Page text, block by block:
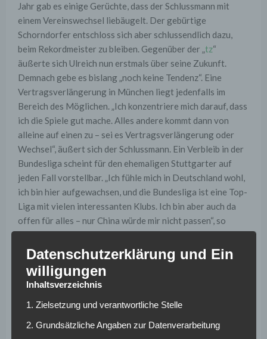
Jahr gab es einige Gerüchte, dass der Schlussmann mit
einem Vereinswechsel liebäugelt. Der gebürtige
Schorndorfer entschloss sich aber schlussendlich dazu,
beim Rekordmeister zu bleiben. Gegenüber der „tz“
äußerte sich Ulreich nun erstmals über seine Zukunft.
Demnach gebe es bislang „noch keine Tendenz“. Eine
Vertragsverlängerung in München liegt jedenfalls im
Bereich des Möglichen. „Ich konzentriere mich darauf, dass
ich die Spiele gut mache. Alles andere kommt dann von
alleine auf einen zu – sei es Vertragsverlängerung oder
Wechsel“, äußert sich der Schlussmann. Ein Verbleib in der
Bundesliga scheint für den ehemaligen Stuttgarter auf
jeden Fall vorstellbar. „Ich fühle mich in Deutschland wohl,
ich bin hier aufgewachsen, und die Bundesliga ist eine Top-
Liga mit vielen interessanten Klubs. Ich bin aber auch da
offen für alles – nur China würde mir nicht passen“, so
Ulreich.
In der anstehenden Rückrunde wird beim FC Bayern die
Rückkehr von Manuel Neuer erwartet. Der viermalige
Welttorhüter wird den ehemaligen Stuttgarter wieder auf
die Bank des Rekordmeisters verdrängen. Ein Wechsel
unter anderem Eintracht Frankfurt Interesse am 29-
Datenschutzerklärung und Ein
willigungen
Inhaltsverzeichnis
1. Zielsetzung und verantwortliche Stelle
2. Grundsätzliche Angaben zur Datenverarbeitung